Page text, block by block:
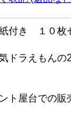
紙付き １０
ドラえもんの
ト屋台での販